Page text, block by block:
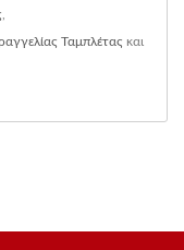
Ταμπλέτας και